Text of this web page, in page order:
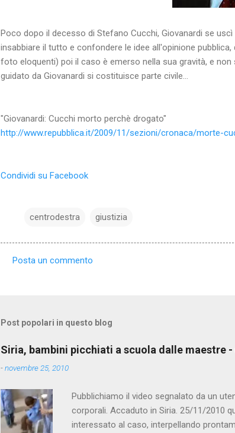
Poco dopo il decesso di Stefano Cucchi, Giovanardi se
insabbiare il tutto e confondere le idee all'opinione
foto eloquenti) poi il caso è emerso nella sua gravità, e
guidato da Giovanardi si costituisce parte civile...
"Giovanardi: Cucchi morto perchè drogato"
http://www.repubblica.it/2009/11/sezioni/cronaca/morte-
Condividi su Facebook
centrodestra giustizia
m
n
t
i
Posta un commento
Post popolari in questo blog
Siria, bambini picchiati a scuola dalle maestre
-novembre 25, 2010
Pubblichiamo il video segnalato da un
corporali. Accaduto in Siria. 25/11/2010
interessato al caso, interpellando